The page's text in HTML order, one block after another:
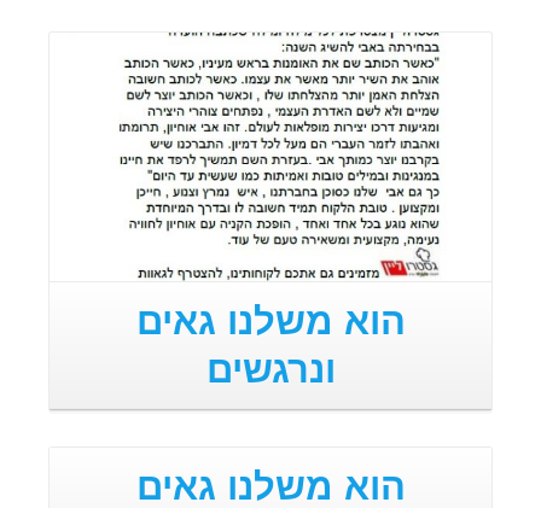
קרא עוד
הוא משלנו גאים
ונרגשים
הוא משלנו גאים